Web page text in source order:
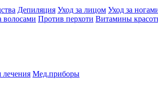
Депиляция Уход за лицом Уход за
волосами Против перхоти Витамины
лечения Мед.приборы